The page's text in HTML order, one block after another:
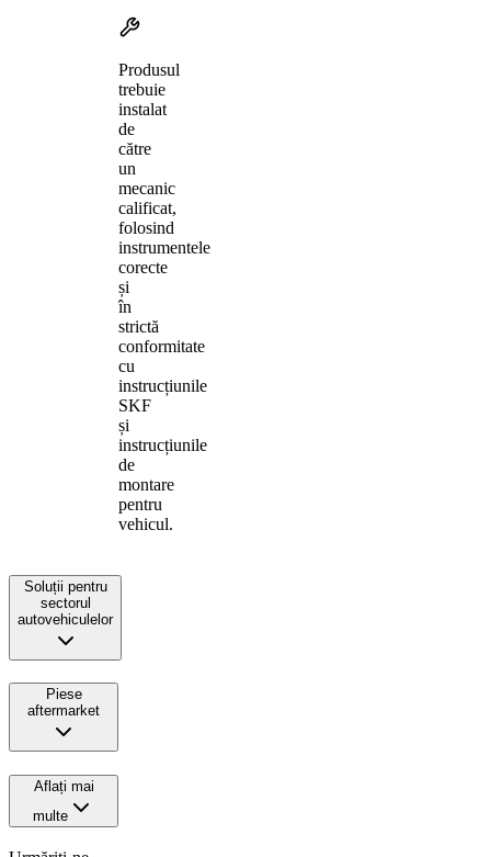
Produsul
trebuie
instalat
de
către
un
mecanic
calificat,
folosind
instrumentele
corecte
și
în
strictă
conformitate
cu
instrucțiunile
SKF
și
instrucțiunile
de
montare
pentru
vehicul.
Soluții pentru
sectorul
autovehiculelor
Piese
aftermarket
Aflați mai
multe